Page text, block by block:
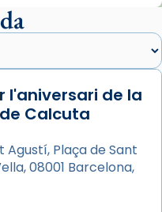
ha tingut lloc la
en agraïment al
visita apostòlica
i als
l'aniversari de la
Calcuta
Agustí, Plaça de Sant
08001 Barcelona,